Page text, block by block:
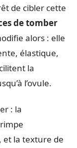
de cibler cette
de tomber
alors : elle
élastique,
la
l’ovule.
: la
et la texture de